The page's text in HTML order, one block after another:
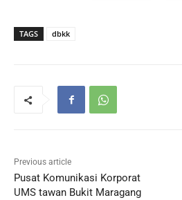
TAGS dbkk
Previous article
Pusat Komunikasi Korporat
UMS tawan Bukit Maragang